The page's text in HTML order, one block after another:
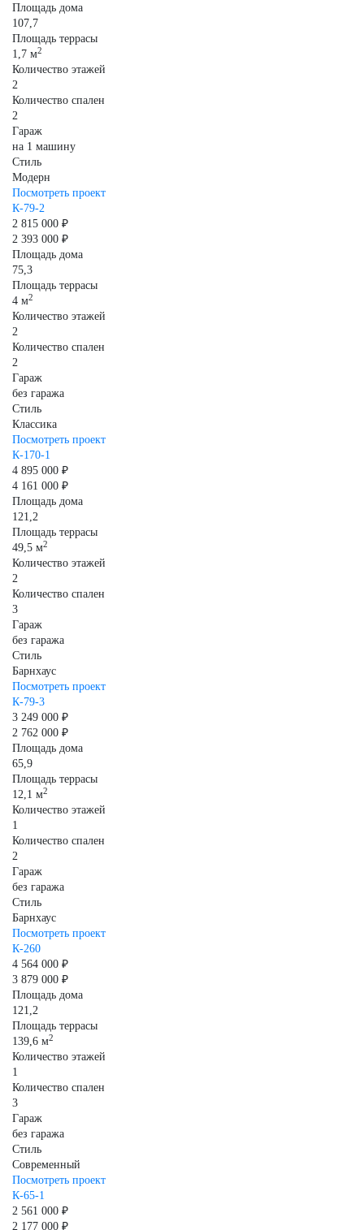
Площадь дома
107,7
Площадь террасы
1,7 м2
Количество этажей
2
Количество спален
2
Гараж
на 1 машину
Стиль
Модерн
Посмотреть проект
К-79-2
2 815 000 ₽
2 393 000 ₽
Площадь дома
75,3
Площадь террасы
4 м2
Количество этажей
2
Количество спален
2
Гараж
без гаража
Стиль
Классика
Посмотреть проект
К-170-1
4 895 000 ₽
4 161 000 ₽
Площадь дома
121,2
Площадь террасы
49,5 м2
Количество этажей
2
Количество спален
3
Гараж
без гаража
Стиль
Барнхаус
Посмотреть проект
К-79-3
3 249 000 ₽
2 762 000 ₽
Площадь дома
65,9
Площадь террасы
12,1 м2
Количество этажей
1
Количество спален
2
Гараж
без гаража
Стиль
Барнхаус
Посмотреть проект
К-260
4 564 000 ₽
3 879 000 ₽
Площадь дома
121,2
Площадь террасы
139,6 м2
Количество этажей
1
Количество спален
3
Гараж
без гаража
Стиль
Современный
Посмотреть проект
К-65-1
2 561 000 ₽
2 177 000 ₽